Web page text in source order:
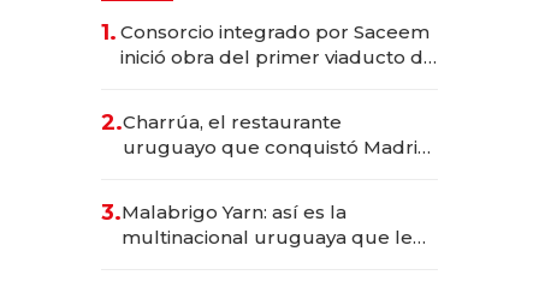
1. Consorcio integrado por Saceem
inició obra del primer viaducto de
millones
2.Charrúa, el restaurante
uruguayo que conquistó Madrid:
anticipación y prepara apertura
3.Malabrigo Yarn: así es la
multinacional uruguaya que le